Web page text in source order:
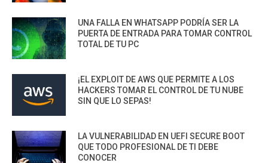
UNA FALLA EN WHATSAPP PODRÍA SER LA
PUERTA DE ENTRADA PARA TOMAR CONTROL
TOTAL DE TU PC
¡EL EXPLOIT DE AWS QUE PERMITE A LOS
HACKERS TOMAR EL CONTROL DE TU NUBE
SIN QUE LO SEPAS!
LA VULNERABILIDAD EN UEFI SECURE BOOT
QUE TODO PROFESIONAL DE TI DEBE
CONOCER